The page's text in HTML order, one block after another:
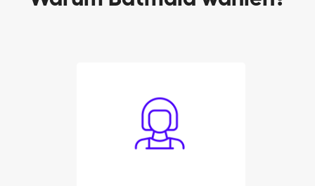
sorgfältig ausgewählt.
Fachkenntnisse,
Referenzen und